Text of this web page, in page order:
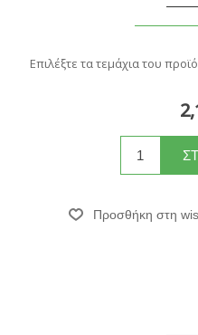
Επιλέξτε τα τεμάχια του